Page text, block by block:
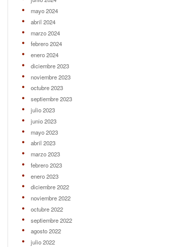
mayo 2024
abril 2024
marzo 2024
febrero 2024
enero 2024
diciembre 2023
noviembre 2023
octubre 2023
septiembre 2023
julio 2023
junio 2023
mayo 2023
abril 2023
marzo 2023
febrero 2023
enero 2023
diciembre 2022
noviembre 2022
octubre 2022
septiembre 2022
agosto 2022
julio 2022